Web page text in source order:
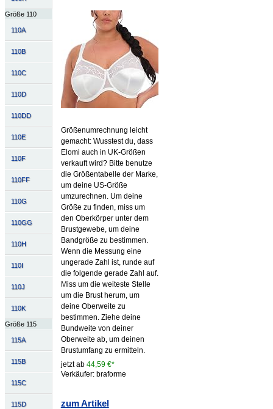
Größe 110
110A
110B
110C
110D
110DD
110E
110F
110FF
110G
110GG
110H
110I
110J
110K
Größe 115
115A
115B
115C
115D
Größenumrechnung leicht
gemacht: Wusstest du, dass
Elomi auch in UK-Größen
verkauft wird? Bitte benutze
die Größentabelle der Marke,
um deine US-Größe
umzurechnen. Um deine
Größe zu finden, miss um
den Oberkörper unter dem
Brustgewebe, um deine
Bandgröße zu bestimmen.
Wenn die Messung eine
ungerade Zahl ist, runde auf
die folgende gerade Zahl auf.
Miss um die weiteste Stelle
um die Brust herum, um
deine Oberweite zu
bestimmen. Ziehe deine
Bundweite von deiner
Oberweite ab, um deinen
Brustumfang zu ermitteln.
jetzt ab 44,59 €*
Verkäufer: braforme
zum Artikel